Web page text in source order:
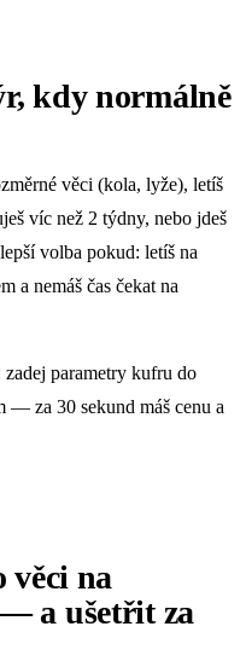
kdy normálně
věci (kola, lyže), letíš
víc než 2 týdny, nebo jdeš
volba pokud: letíš na
a nemáš čas čekat na
parametry kufru do
— za 30 sekund máš cenu a
věci na
a ušetřit za